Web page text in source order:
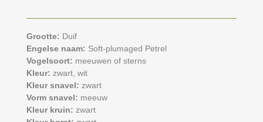
Grootte: Duif
Engelse naam: Soft-plumaged Petrel
Vogelsoort: meeuwen of sterns
Kleur: zwart, wit
Kleur snavel: zwart
Vorm snavel: meeuw
Kleur kruin: zwart